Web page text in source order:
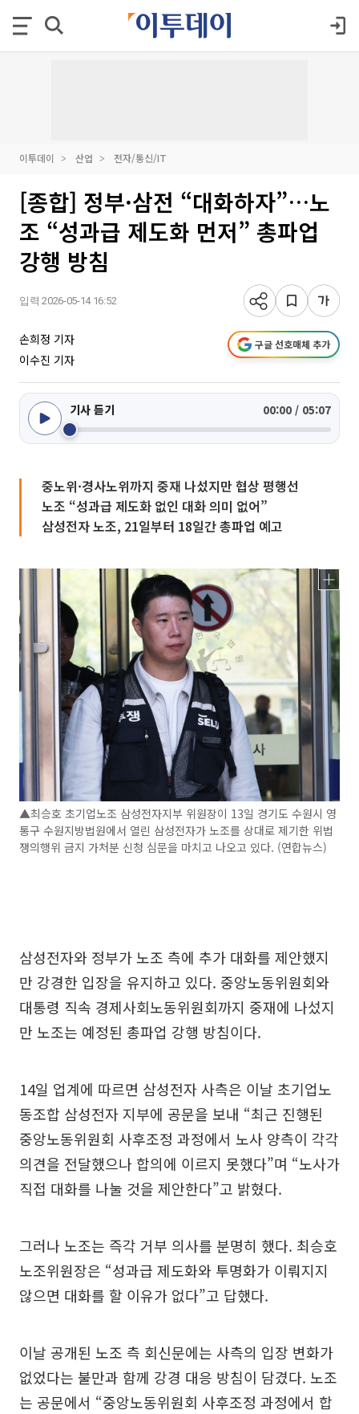
이투데이 산업 전자/통신/IT
[종합] 정부·삼전 “대화하자”…노
조 “성과급 제도화 먼저” 총파업
강행 방침
입력 2026-05-14 16:52
손희정 기자
이수진 기자
구글 선호매체 추가
기사 듣기 00:00 / 05:07
중노위·경사노위까지 중재 나섰지만 협상 평행선
노조 “성과급 제도화 없인 대화 의미 없어”
삼성전자 노조, 21일부터 18일간 총파업 예고
▲최승호 초기업노조 삼성전자지부 위원장이 13일 경기도 수원시 영
통구 수원지방법원에서 열린 삼성전자가 노조를 상대로 제기한 위법
쟁의행위 금지 가처분 신청 심문을 마치고 나오고 있다. (연합뉴스)
삼성전자와 정부가 노조 측에 추가 대화를 제안했지
만 강경한 입장을 유지하고 있다. 중앙노동위원회와
대통령 직속 경제사회노동위원회까지 중재에 나섰지
만 노조는 예정된 총파업 강행 방침이다.
14일 업계에 따르면 삼성전자 사측은 이날 초기업노
동조합 삼성전자 지부에 공문을 보내 “최근 진행된
중앙노동위원회 사후조정 과정에서 노사 양측이 각각
의견을 전달했으나 합의에 이르지 못했다”며 “노사가
직접 대화를 나눌 것을 제안한다”고 밝혔다.
그러나 노조는 즉각 거부 의사를 분명히 했다. 최승호
노조위원장은 “성과급 제도화와 투명화가 이뤄지지
않으면 대화를 할 이유가 없다”고 답했다.
이날 공개된 노조 측 회신문에는 사측의 입장 변화가
없었다는 불만과 함께 강경 대응 방침이 담겼다. 노조
는 공문에서 “중앙노동위원회 사후조정 과정에서 합